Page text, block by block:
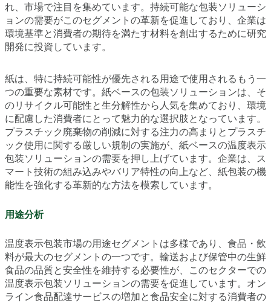
れ、市場で注目を集めています。持続可能な包装ソリューシ
ョンの需要がこのセグメントの革新を促進しており、企業は
環境基準と消費者の期待を満たす材料を創出するために研究
開発に投資しています。
紙は、特に持続可能性が優先される用途で使用されるもう一
つの重要な素材です。紙ベースの包装ソリューションは、そ
のリサイクル可能性と生分解性から人気を集めており、環境
に配慮した消費者にとって魅力的な選択肢となっています。
プラスチック廃棄物の削減に対する注力の高まりとプラスチ
ック使用に関する厳しい規制の実施が、紙ベースの温度表示
包装ソリューションの需要を押し上げています。企業は、ス
マート技術の組み込みやバリア特性の向上など、紙包装の機
能性を強化する革新的な方法を模索しています。
用途分析
温度表示包装市場の用途セグメントは多様であり、食品・飲
料が最大のセグメントの一つです。輸送および保管中の生鮮
食品の品質と安全性を維持する必要性が、このセクターでの
温度表示包装ソリューションの需要を促進しています。オン
ライン食品配達サービスの増加と食品安全に対する消費者の